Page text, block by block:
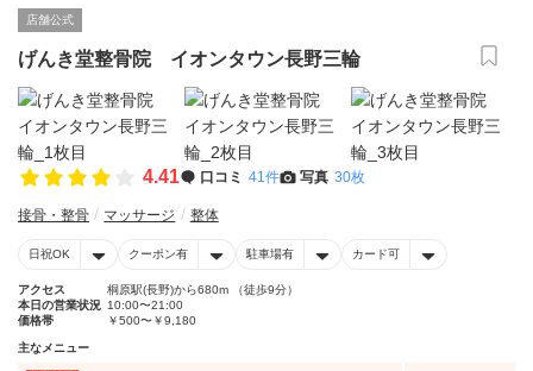
店舗公式
げんき堂整骨院 イオンタウン長野三輪
4.41 口コミ 41件 写真 30枚
接骨・整骨 マッサージ 整体
日祝OK クーポン有 駐車場有 カード可
アクセス
桐原駅(長野)から680m （徒歩9分）
本日の営業状況 10:00〜21:00
価格帯
￥500〜￥9,180
主なメニュー